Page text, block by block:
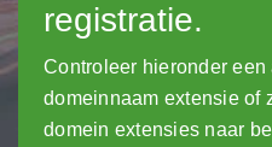
registratie.
Controleer hieronder een
domeinnaam extensie of
domein extensies naar